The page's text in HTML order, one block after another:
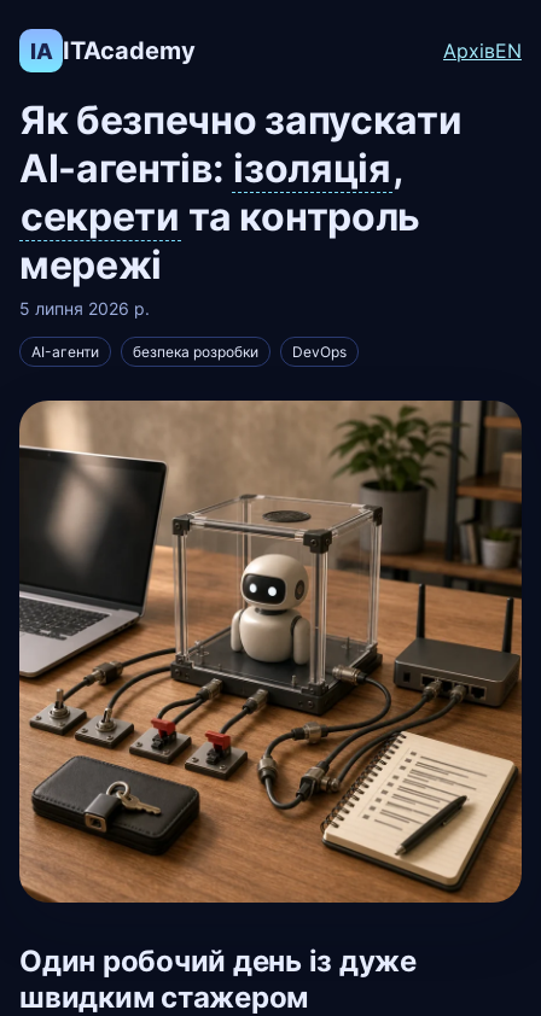
IA ITAcademy АрхівEN
Як безпечно запускати
AI-агентів: ізоляція,
секрети та контроль
мережі
5 липня 2026 р.
AI-агенти безпека розробки DevOps
Один робочий день із дуже
швидким стажером